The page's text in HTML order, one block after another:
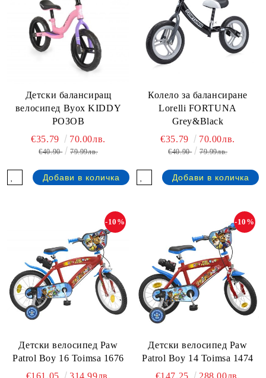
Детски балансиращ
велосипед Byox KIDDY
РОЗОВ
€35.79 70.00лв.
€40.90 79.99лв.
Колело за балансиране
Lorelli FORTUNA
Grey&Black
€35.79 70.00лв.
€40.90 79.99лв.
Детски велосипед Paw
Patrol Boy 16 Toimsa 1676
-10%
€161.05 314.99лв.
Детски велосипед Paw
Patrol Boy 14 Toimsa 1474
-10%
€147.25 288.00лв.